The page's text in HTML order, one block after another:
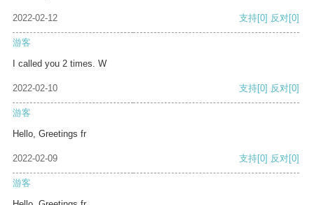
2022-02-12 支持[0] 反对[0]
游客
I called you 2 times. W
2022-02-10 支持[0] 反对[0]
游客
Hello, Greetings fr
2022-02-09 支持[0] 反对[0]
游客